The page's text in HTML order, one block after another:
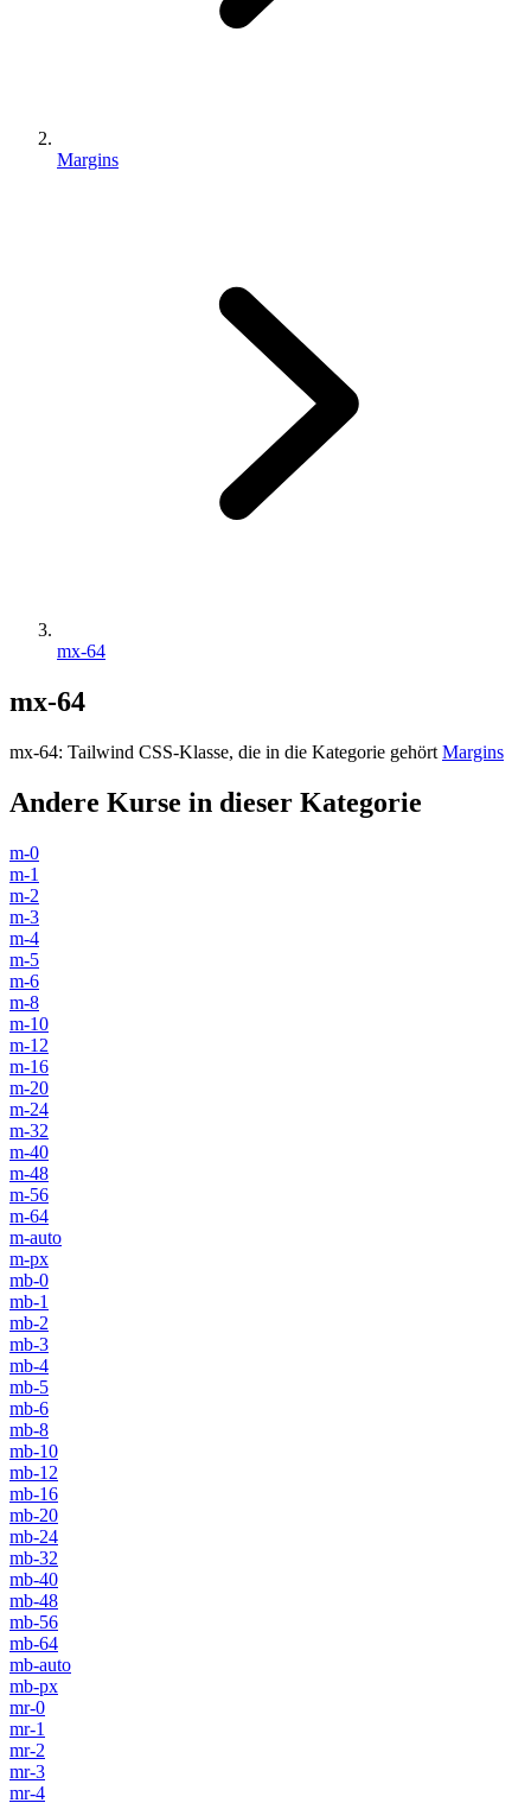
Margins
mx-64
mx-64
mx-64: Tailwind CSS-Klasse, die in die Kategorie gehört Margins
Andere Kurse in dieser Kategorie
m-0
m-1
m-2
m-3
m-4
m-5
m-6
m-8
m-10
m-12
m-16
m-20
m-24
m-32
m-40
m-48
m-56
m-64
m-auto
m-px
mb-0
mb-1
mb-2
mb-3
mb-4
mb-5
mb-6
mb-8
mb-10
mb-12
mb-16
mb-20
mb-24
mb-32
mb-40
mb-48
mb-56
mb-64
mb-auto
mb-px
mr-0
mr-1
mr-2
mr-3
mr-4